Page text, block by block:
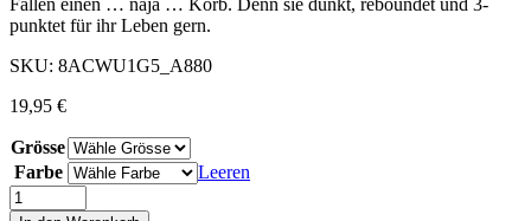
punktet für ihr Leben gern.
SKU: 8ACWU1G5_A880
19,95 €
Grösse
Farbe
Leeren